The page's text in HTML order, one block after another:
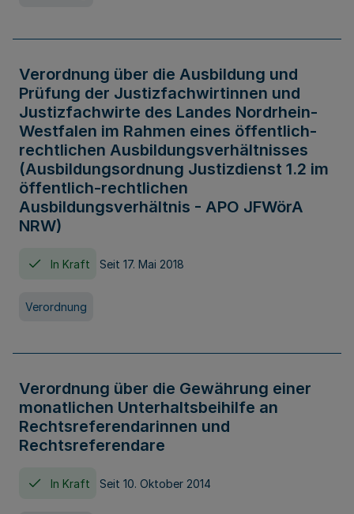
Verordnung über die Ausbildung und
Prüfung der Justizfachwirtinnen und
Justizfachwirte des Landes Nordrhein-
Westfalen im Rahmen eines öffentlich-
rechtlichen Ausbildungsverhältnisses
(Ausbildungsordnung Justizdienst 1.2 im
öffentlich-rechtlichen
Ausbildungsverhältnis - APO JFWörA
NRW)
In Kraft Seit 17. Mai 2018
Verordnung
Verordnung über die Gewährung einer
monatlichen Unterhaltsbeihilfe an
Rechtsreferendarinnen und
Rechtsreferendare
In Kraft Seit 10. Oktober 2014